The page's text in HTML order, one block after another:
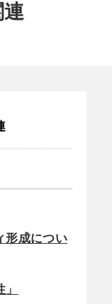
連
形成につい